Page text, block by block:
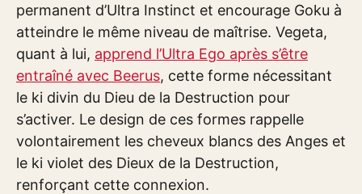
permanent d’Ultra Instinct et encourage Goku à
atteindre le même niveau de maîtrise. Vegeta,
quant à lui, apprend l’Ultra Ego après s’être
entraîné avec Beerus, cette forme nécessitant
le ki divin du Dieu de la Destruction pour
s’activer. Le design de ces formes rappelle
volontairement les cheveux blancs des Anges et
le ki violet des Dieux de la Destruction,
renforçant cette connexion.